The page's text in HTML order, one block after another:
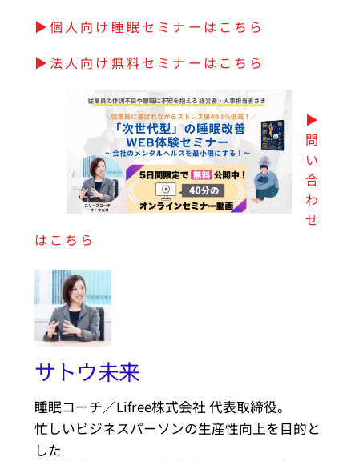
▶︎個人向け睡眠セミナーはこちら
▶︎法人向け無料セミナーはこちら
▶︎
問
い
合
わ
せ
はこちら
サトウ未来
睡眠コーチ／Lifree株式会社 代表取締役。
忙しいビジネスパーソンの生産性向上を目的と
した